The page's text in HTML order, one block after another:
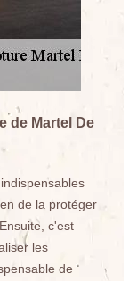
de Martel De
de la protéger
c'est
les
de